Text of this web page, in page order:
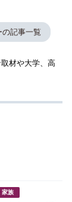
の記事一覧
材や大学、高
家族